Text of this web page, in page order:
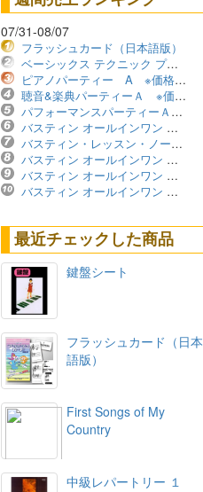
07/31-08/07
フラッシュカード（日本語版）
ベーシックス テクニック プリマーレベル ※価格改定版
ピアノパーティー A ※価格改定版
聴音&楽典パーティーＡ ※価格改定版
パフォーマンスパーティーＡ ※価格改定版
バスティン オールインワン レベル1B ※価格改定版
バスティン・レッスン・ノート ※価格改定版
バスティン オールインワン レベル2B ※価格改定版
バスティン オールインワン レベル4A ※価格改定版
バスティン オールインワン レベル3B ※価格改定版
最近チェックした商品
鍵盤シート
フラッシュカード（日本
語版）
First Songs of My
Country
中級レパートリー １